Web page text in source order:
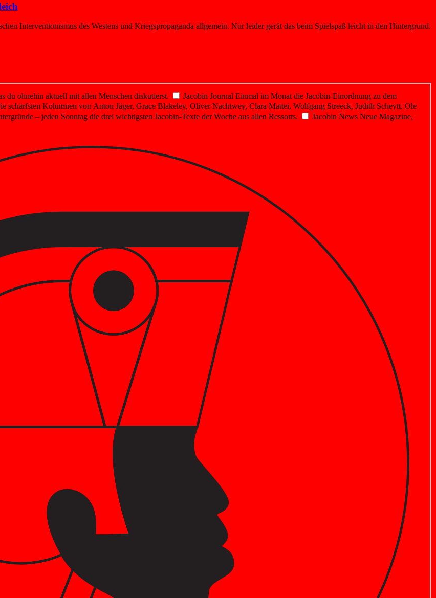
Interventionismus des Westens und Kriegspropaganda allgemein. Nur leider gerät das beim Spielspaß leicht in den Hintergrund.
du ohnehin aktuell mit allen Menschen diskutierst. Jacobin Journal Einmal im Monat die Jacobin-Einordnung zu dem
schärfsten Kolumnen von Anton Jäger, Grace Blakeley, Oliver Nachtwey, Clara Mattei, Wolfgang Streeck, Judith Scheytt, Ole
– jeden Sonntag die drei wichtigsten Jacobin-Texte der Woche aus allen Ressorts. Jacobin News Neue Magazine,